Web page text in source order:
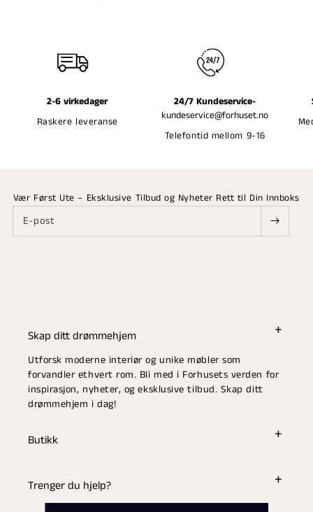
2-6 virkedager
Raskere leveranse
24/7 Kundeservice-
kundeservice@forhuset.no
Telefontid mellom 9-16
Vær Først Ute – Eksklusive Tilbud og Nyheter Rett til Din Innboks
E-post
Skap ditt drømmehjem
Utforsk moderne interiør og unike møbler som
forvandler ethvert rom. Bli med i Forhusets verden for
inspirasjon, nyheter, og eksklusive tilbud. Skap ditt
drømmehjem i dag!
Butikk
Trenger du hjelp?